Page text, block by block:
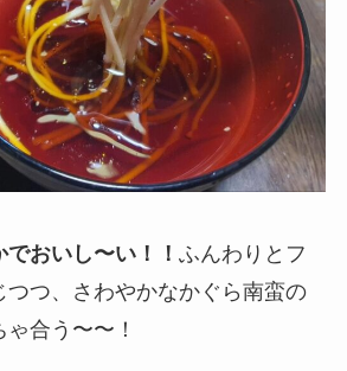
おいし〜い！！ ふんわりとフ
つつ、さわやかなかぐら南蛮の
合う〜〜！